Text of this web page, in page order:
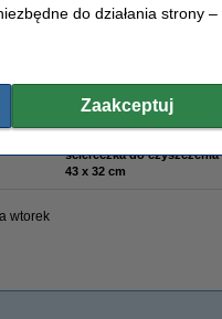
proszek tonera jak
zabrudzenia, ta utrzymuje
najlepsze rezultaty, przed
do kontaktu ściereczki z
ściereczka do czyszczenia
43 x 32 cm
wtorek
do działania strony
Zaakceptuj